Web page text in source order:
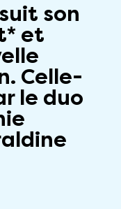
son
et
Celle-
le duo